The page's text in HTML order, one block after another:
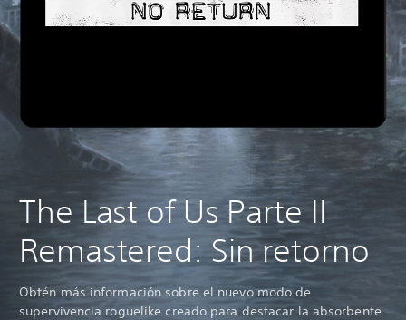
The Last of Us Parte II
Remastered: Sin retorno
Obtén más información sobre el nuevo modo de
supervivencia roguelike creado para destacar la absorbente